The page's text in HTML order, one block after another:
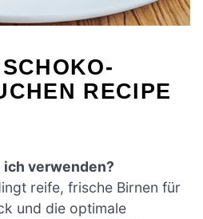
RECIPE
verwenden?
reife, frische Birnen für
und die optimale